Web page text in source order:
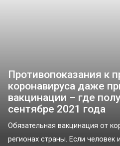
Противопоказания к
коронавируса даже
вакцинации – где
сентябре 2021 года
Обязательная вакцинация от
регионах страны. Если человек